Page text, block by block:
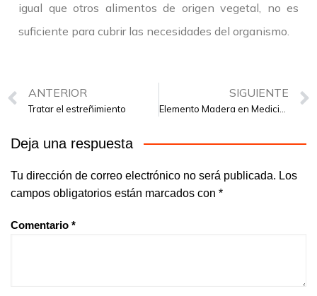
igual que otros alimentos de origen vegetal, no es
suficiente para cubrir las necesidades del organismo.
ANTERIOR
Tratar el estreñimiento
SIGUIENTE
Deja una respuesta
Tu dirección de correo electrónico no será publicada. Los
campos obligatorios están marcados con *
Comentario *